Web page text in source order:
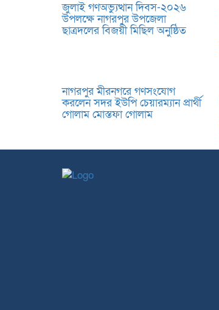
জুলাই গণঅভ্যুত্থান দিবস-২০২৬
উপলক্ষে নাগরপুর উপজেলা
ছাত্রদলের বিজয়ী মিছিল অনুষ্ঠিত
নাগরপুর মীরনগরে গণসংযোগ
করলেন সদর ইউপি চেয়ারম্যান প্রার্থী
গোলাম মোস্তফা গোলাম